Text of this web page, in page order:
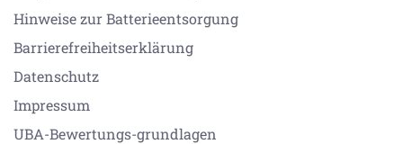
Hinweise zur Batterieentsorgung
Barrierefreiheitserklärung
Datenschutz
Impressum
UBA-Bewertungs-grundlagen